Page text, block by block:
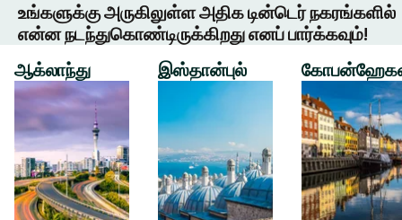
உங்களுக்கு அருகிலுள்ள அதிக டின்டெர் நகரங்களில்
என்ன நடந்துகொண்டிருக்கிறது எனப் பார்க்கவும்!
ஆக்லாந்து
இஸ்தான்புல்